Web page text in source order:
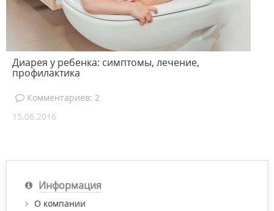
Диарея у ребенка: симптомы, лечение,
профилактика
Комментариев: 2
15.06.2016
Информация
О компании